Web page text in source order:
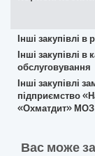
Інші закупівлі в
Інші закупівлі в
обслуговування
Інші закупівлі
підприємство
«Охматдит» МОЗ
Вас може